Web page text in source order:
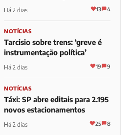
Há 2 dias 13 4
NOTÍCIAS
Tarcisio sobre trens: ‘greve é
instrumentação política’
Há 2 dias 19 9
NOTÍCIAS
Táxi: SP abre editais para 2.195
novos estacionamentos
Há 2 dias 25 8